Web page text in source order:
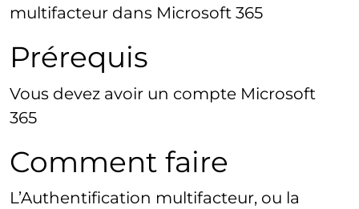
multifacteur dans Microsoft 365
Prérequis
Vous devez avoir un compte Microsoft
365
Comment faire
L’Authentification multifacteur, ou la